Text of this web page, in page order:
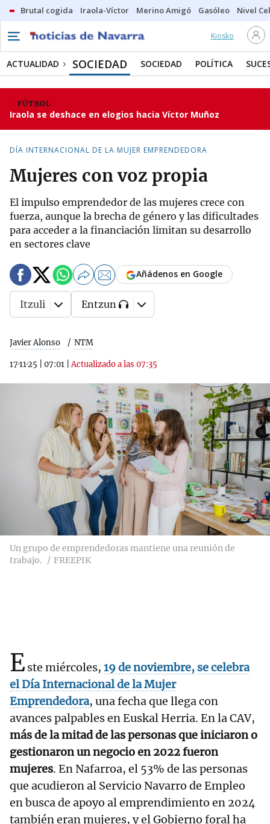
Brutal cogida Iraola-Víctor Merino Amigó Gasóleo Nivel
Kiosko
ACTUALIDAD SOCIEDAD SOCIEDAD POLÍTICA
FÚTBOL
Iraola se deshace en elogios hacia Víctor Muñoz
DÍA INTERNACIONAL DE LA MUJER EMPRENDEDORA
Mujeres con voz propia
El impulso emprendedor de las mujeres crece con
fuerza, aunque la brecha de género y las dificultades
para acceder a la financiación limitan su desarrollo
en sectores clave
Javier Alonso NTM
17·11·25 07:01 |Actualizado a las 07:35
Añádenos en Google
Itzuli Entzun
Un grupo de emprendedoras mantiene una reunión de
trabajo.
FREEPIK
Este miércoles, 19 de noviembre, se celebra
el Día Internacional de la Mujer
Emprendedora, una fecha que llega con
avances palpables en Euskal Herria. En la CAV,
más de la mitad de las personas que iniciaron o
gestionaron un negocio en 2022 fueron
mujeres. En Nafarroa, el 53% de las personas
que acudieron al Servicio Navarro de Empleo
en busca de apoyo al emprendimiento en 2024
también eran mujeres, y el Gobierno foral ha